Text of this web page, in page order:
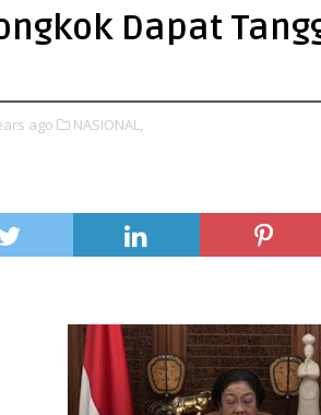
Dapat
ago
NASIONAL,